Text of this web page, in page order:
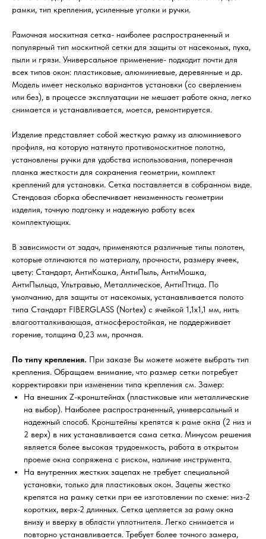
рамки, тип крепления, усиленные уголки и ручки.
Рамочная москитная сетка- наиболее распространенный и
популярный тип москитной сетки для защиты от насекомых, пуха,
пыли и грязи. Универсальное применение- подходит почти для
всех типов окон: пластиковые, алюминиевые, деревянные и др.
Модель имеет несколько вариантов установки (со сверлением
или без), в процессе эксплуатации не мешает работе окна, легко
снимается и устанавливается, моется, ремонтируется.
Изделие представляет собой жесткую рамку из алюминиевого
профиля, на которую натянуто противомоскитное полотно,
установлены ручки для удобства использования, поперечная
планка жесткости для сохранения геометрии, комплект
креплений для установки. Сетка поставляется в собранном виде.
Стендовая сборка обеспечивает неизменность геометрии
изделия, точную подгонку и надежную работу всех
комплектующих.
В зависимости от задач, применяются различные типы полотен,
которые отличаются по материалу, прочности, размеру ячеек,
цвету: Стандарт, АнтиКошка, АнтиПыль, АнтиМошка,
АнтиПыльца, Ультравью, Металлическое, АнтиПтица. По
умолчанию, для защиты от насекомых, устанавливается полото
типа Стандарт FIBERGLASS (Nortex) с ячейкой 1,1х1,1 мм, нить
влагоотталкивающая, атмосферостойкая, не поддерживает
горение, толщина 0,23 мм, прочная.
По типу крепления. При заказе Вы можете можете выбрать тип
крепления. Обращаем внимание, что размер сетки потребует
корректировки при изменении типа крепления см. Замер:
На внешних Z-кронштейнах (пластиковые или металлические
на выбор). Наиболее распространенный, универсальный и
надежный способ. Кронштейны крепятся к раме окна (2 низ и
2 верх) в них устанавливается сама сетка. Минусом решения
является более высокая трудоемкость, работа в открытом
проеме окна сопряжена с риском, наличие инструмента.
На внутренних жестких зацепах не требует специальной
установки, только для пластиковых окон. Зацепы жестко
крепятся на рамку сетки при ее изготовлении по схеме: низ-2
коротких, верх-2 длинных. Сетка цепляется за раму окна
внизу и вверху в области уплотнителя. Легко снимается и
повторно устанавливается. Требует более точного замера,